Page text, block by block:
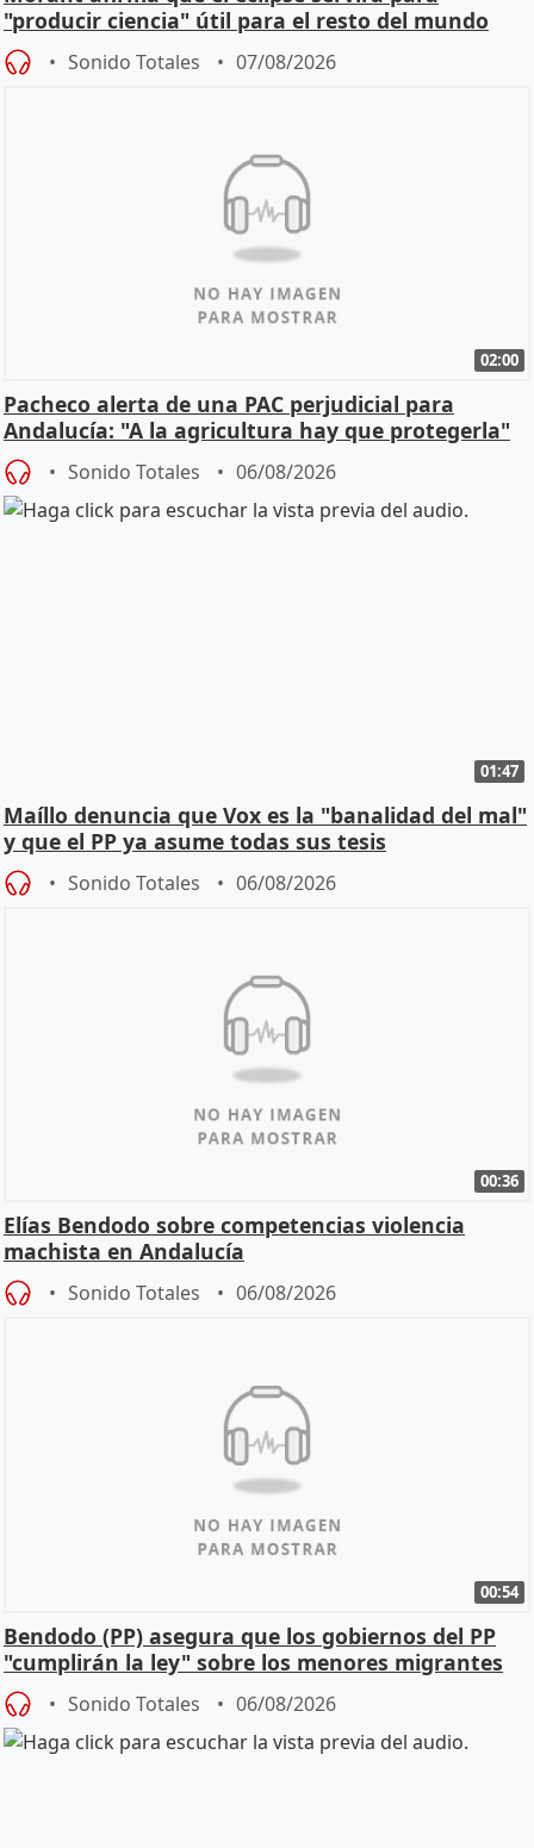
"producir ciencia" útil para el resto del mundo
Sonido Totales 07/08/2026
02:00
Pacheco alerta de una PAC perjudicial para
Andalucía: "A la agricultura hay que protegerla"
Sonido Totales 06/08/2026
01:47
Maíllo denuncia que Vox es la "banalidad del mal"
y que el PP ya asume todas sus tesis
Sonido Totales 06/08/2026
00:36
Elías Bendodo sobre competencias violencia
machista en Andalucía
Sonido Totales 06/08/2026
00:54
Bendodo (PP) asegura que los gobiernos del PP
"cumplirán la ley" sobre los menores migrantes
Sonido Totales 06/08/2026